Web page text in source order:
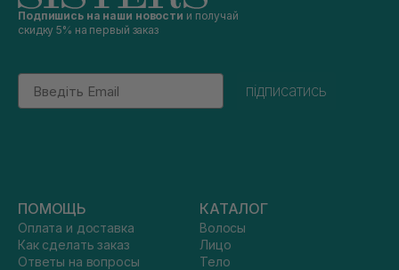
Подпишись на наши новости и получай
скидку 5% на первый заказ
Email
підписатись
ПОМОЩЬ
Оплата и доставка
Как сделать заказ
Ответы на вопросы
КАТАЛОГ
Волосы
Лицо
Тело